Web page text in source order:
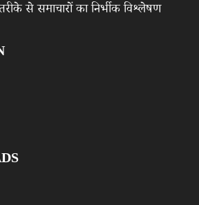
से समाचारों का निर्भीक विश्लेषण